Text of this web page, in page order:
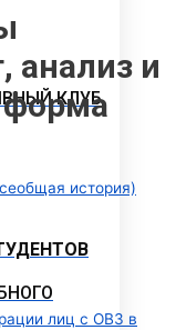
КЛУБ
анализ и
форма
история)
лиц с ОВЗ в